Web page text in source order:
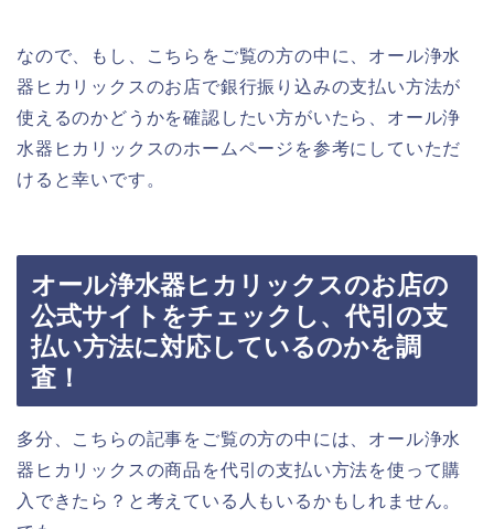
なので、もし、こちらをご覧の方の中に、オール浄水
器ヒカリックスのお店で銀行振り込みの支払い方法が
使えるのかどうかを確認したい方がいたら、オール浄
水器ヒカリックスのホームページを参考にしていただ
けると幸いです。
オール浄水器ヒカリックスのお店の
公式サイトをチェックし、代引の支
払い方法に対応しているのかを調
査！
多分、こちらの記事をご覧の方の中には、オール浄水
器ヒカリックスの商品を代引の支払い方法を使って購
入できたら？と考えている人もいるかもしれません。